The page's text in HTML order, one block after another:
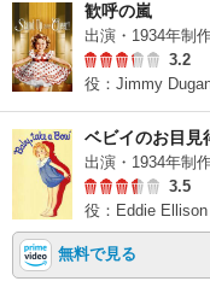
歓呼の嵐
出演・1934年制
3.2
役：Jimmy
ベビイのお目見
出演・1934年制
3.5
役：Eddie Ellison
無料で見る